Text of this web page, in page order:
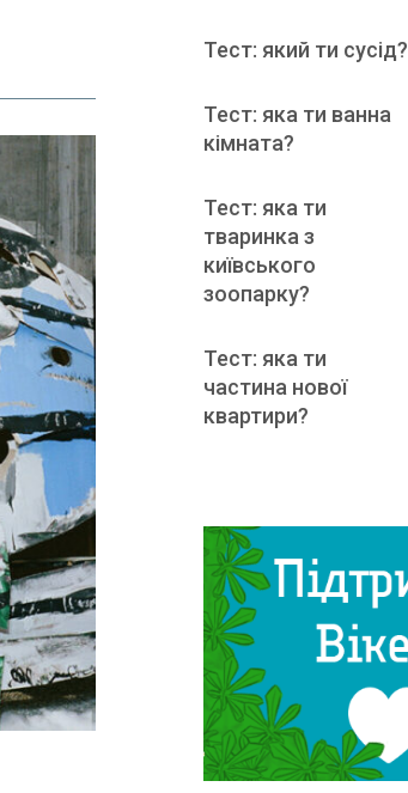
Тест: який ти сусід?
Тест: яка ти ванна
кімната?
Тест: яка ти
тваринка з
київського
зоопарку?
Тест: яка ти
частина нової
квартири?